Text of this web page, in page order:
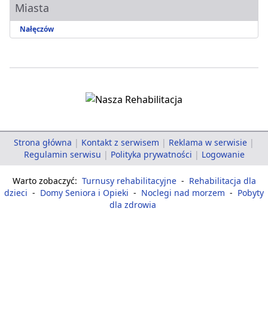
Miasta
Nałęczów
Strona główna | Kontakt z serwisem | Reklama w serwisie |
Regulamin serwisu | Polityka prywatności | Logowanie
Warto zobaczyć: Turnusy rehabilitacyjne - Rehabilitacja dla
dzieci - Domy Seniora i Opieki - Noclegi nad morzem - Pobyty
dla zdrowia